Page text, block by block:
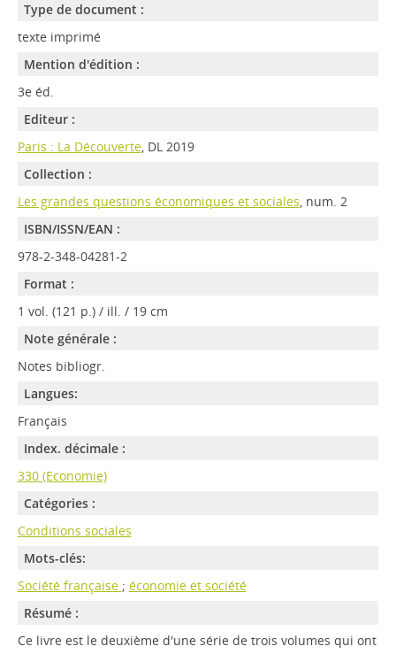
Type de document :
texte imprimé
Mention d'édition :
3e éd.
Editeur :
Paris : La Découverte, DL 2019
Collection :
Les grandes questions économiques et sociales, num. 2
ISBN/ISSN/EAN :
978-2-348-04281-2
Format :
1 vol. (121 p.) / ill. / 19 cm
Note générale :
Notes bibliogr.
Langues:
Français
Index. décimale :
330 (Economie)
Catégories :
Conditions sociales
Mots-clés:
Société française ; économie et société
Résumé :
Ce livre est le deuxième d'une série de trois volumes qui ont